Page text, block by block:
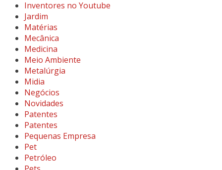
Inventores no Youtube
Jardim
Matérias
Mecânica
Medicina
Meio Ambiente
Metalúrgia
Midia
Negócios
Novidades
Patentes
Patentes
Pequenas Empresa
Pet
Petróleo